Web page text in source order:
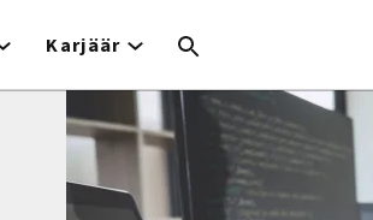
Karjäär